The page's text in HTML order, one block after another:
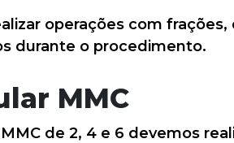
operações com
durante o procedimento.
MMC
de 2, 4 e 6 devemos